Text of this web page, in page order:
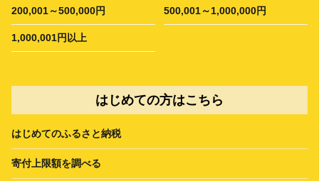
200,001～500,000円 500,001～1,000,000円
1,000,001円以上
はじめての方はこちら
はじめてのふるさと納税
寄付上限額を調べる